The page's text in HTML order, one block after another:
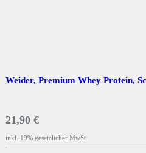
Weider, Premium Whey Protein,
21,90 €
inkl. 19% gesetzlicher MwSt.